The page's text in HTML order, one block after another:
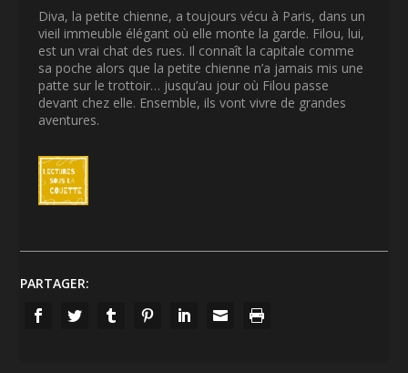
Diva, la petite chienne, a toujours vécu à Paris, dans un
vieil immeuble élégant où elle monte la garde. Filou, lui,
est un vrai chat des rues. Il connaît la capitale comme
sa poche alors que la petite chienne n’a jamais mis une
patte sur le trottoir… jusqu’au jour où Filou passe
devant chez elle. Ensemble, ils vont vivre de grandes
aventures.
PARTAGER: